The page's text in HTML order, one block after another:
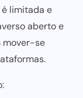
limitada e
aberto e
mover-se